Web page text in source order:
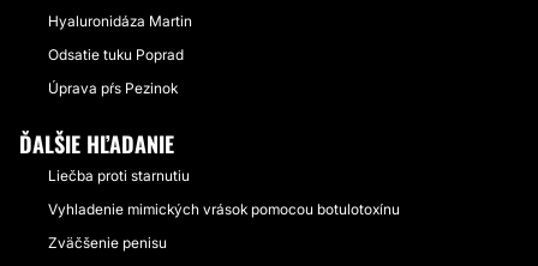
Hyaluronidáza Martin
Odsatie tuku Poprad
Úprava pŕs Pezinok
ĎALŠIE HĽADANIE
Liečba proti starnutiu
Vyhladenie mimických vrások pomocou botulotoxínu
Zväčšenie penisu